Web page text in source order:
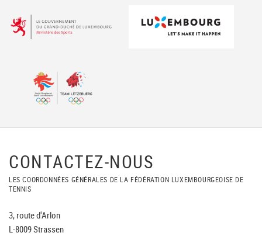
CONTACTEZ-NOUS
LES COORDONNÉES GÉNÉRALES DE LA FÉDÉRATION LUXEMBOURGEOISE DE
TENNIS
3, route d'Arlon
L-8009 Strassen